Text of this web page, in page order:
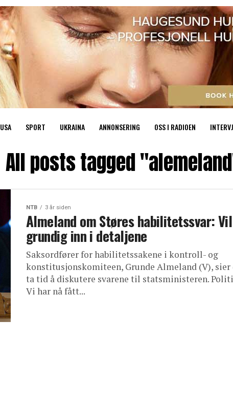
USA SPORT UKRAINA ANNONSERING OSS I RADIOEN
All posts tagged
NTB 3 år siden
Almeland om Støres habilitetssvar:
grundig inn i detaljene
Saksordfører for habilitetssakene i kontroll- og
konstitusjonskomiteen, Grunde Almeland (V),
ta tid å diskutere svarene til statsministeren.
Vi har nå fått...